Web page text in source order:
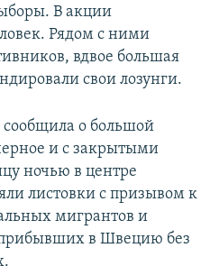
В акции
Рядом с ними
вдвое большая
свои лозунги.
о большой
и с закрытыми
ночью в центре
листовки с призывом к
мигрантов и
прибывших в Швецию без